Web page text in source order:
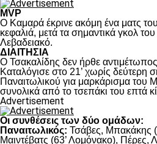
MVP
Ο Καμαρά έκρινε ακόμη ένα ματς
κεφαλιά, μετά τα σημαντικά γκολ
Λεβαδειακό.
ΔΙΑΙΤΗΣΙΑ
Ο Τσακαλίδης δεν ήρθε
Καταλόγισε στο 21’ χωρίς δεύτερη
Παναιτωλικού για μαρκάρισμα του
συνολικά από το τσεπάκι του επτά
Advertisement
Οι συνθέσεις των δύο ομάδων:
Παναιτωλικός: Τσάβες, Μπακάκης
Μαιντέβατς (63’ Λομόνακο), Πέρες,